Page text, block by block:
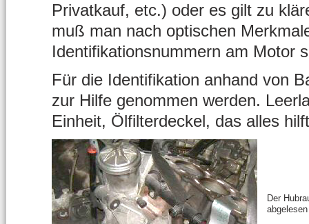
Privatkauf, etc.) oder es gilt zu
muß man nach optischen
Identifikationsnummern am Motor
Für die Identifikation anhand von
zur Hilfe genommen werden.
Einheit, Ölfilterdeckel, das alles
Der